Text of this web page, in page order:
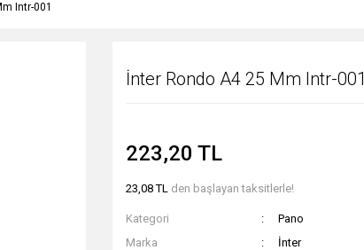
Intr-001
İnter Rondo A4 25 Mm Intr-001
223,20 TL
23,08 TL den başlayan taksitlerle!
Kategori
Pano
Marka
İnter